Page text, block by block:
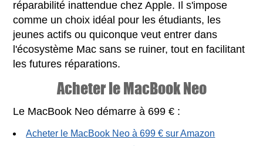
réparabilité inattendue chez Apple. Il s'impose
comme un choix idéal pour les étudiants, les
jeunes actifs ou quiconque veut entrer dans
l'écosystème Mac sans se ruiner, tout en facilitant
les futures réparations.
Acheter le MacBook Neo
Le MacBook Neo démarre à 699 € :
Acheter le MacBook Neo à 699 € sur Amazon